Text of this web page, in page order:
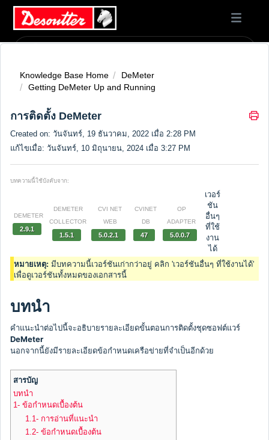
Knowledge Base Home
DeMeter
Getting DeMeter Up and Running
การติดตั้ง DeMeter
Created on: วันจันทร์, 19 ธันวาคม, 2022 เมื่อ 2:28 PM
แก้ไขเมื่อ: วันจันทร์, 10 มิถุนายน, 2024 เมื่อ 3:27 PM
บทความนี้ใช้บังคับจาก:
DEMETER
2.9.1
DEMETER
COLLECTOR
1.5.1
CVI NET
WEB
5.0.2.1
CVINET
DB
47
OP
ADAPTER
5.0.0.7
เวอร์
ชัน
อื่นๆ
ที่ใช้
งาน
ได้
หมายเหตุ: มีบทความนี้เวอร์ชันเก่ากว่าอยู่ คลิก 'เวอร์ชันอื่นๆ ที่ใช้งานได้'
เพื่อดูเวอร์ชันทั้งหมดของเอกสารนี้
บทนำ
คำแนะนำต่อไปนี้จะอธิบายรายละเอียดขั้นตอนการติดตั้งชุดซอฟต์แวร์
DeMeter
นอกจากนี้ยังมีรายละเอียดข้อกำหนดเครือข่ายที่จำเป็นอีกด้วย
สารบัญ
บทนำ
1- ข้อกำหนดเบื้องต้น
1.1- การอ่านที่แนะนำ
1.2- ข้อกำหนดเบื้องต้น